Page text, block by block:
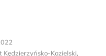
Kędzierzyńsko-Kozielski,